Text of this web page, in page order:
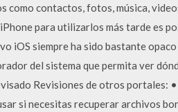
contactos, fotos, música,
para utilizarlos más tarde es
iOS siempre ha sido bastante
del sistema que permita ver
Revisiones de otros portales:
si necesitas recuperar archivos